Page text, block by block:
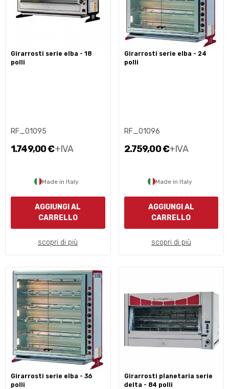
girarrosti serie elba - 18
polli
RF_01095
1.749,00 €+IVA
Made in Italy
AGGIUNGI AL
CARRELLO
scopri di più
girarrosti serie elba - 24
polli
RF_01096
2.759,00 €+IVA
Made in Italy
AGGIUNGI AL
CARRELLO
scopri di più
girarrosti serie elba - 36
polli
girarrosti planetaria serie
delta - 84 polli